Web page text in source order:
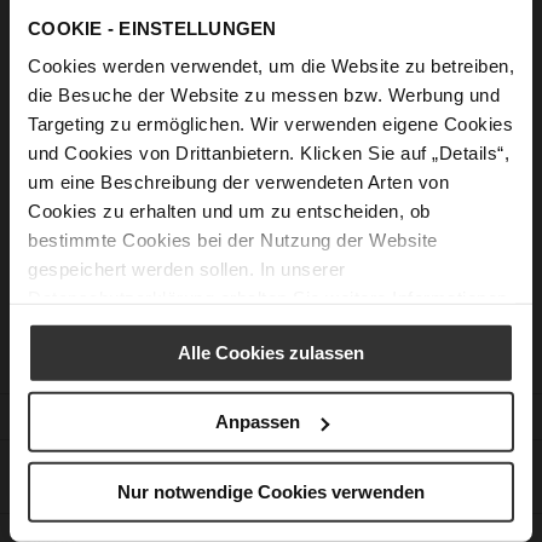
COOKIE - EINSTELLUNGEN
Cookies werden verwendet, um die Website zu betreiben,
die Besuche der Website zu messen bzw. Werbung und
Targeting zu ermöglichen. Wir verwenden eigene Cookies
und Cookies von Drittanbietern. Klicken Sie auf „Details“,
um eine Beschreibung der verwendeten Arten von
Cookies zu erhalten und um zu entscheiden, ob
bestimmte Cookies bei der Nutzung der Website
gespeichert werden sollen. In unserer
Alle Cookies zulassen
Anpassen
Nur notwendige Cookies verwenden
New Customers
Creating an account has many benefits: check out faster, keep
more than one address, track orders and more.
COMPANY